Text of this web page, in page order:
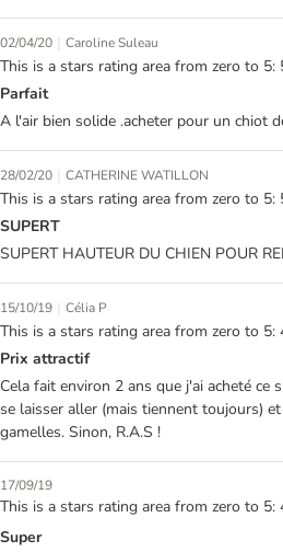
02/04/20 | Caroline Suleau
This is a stars rating area from zero to 5:
Parfait
A l'air bien solide .acheter pour un chiot
28/02/20 | CATHERINE WATILLON
This is a stars rating area from zero to 5:
SUPERT
SUPERT HAUTEUR DU CHIEN POUR
15/10/19 | Célia P
This is a stars rating area from zero to 5:
Prix attractif
Cela fait environ 2 ans que j'ai acheté
se laisser aller (mais tiennent toujours)
gamelles. Sinon, R.A.S !
17/09/19
This is a stars rating area from zero to 5:
Super